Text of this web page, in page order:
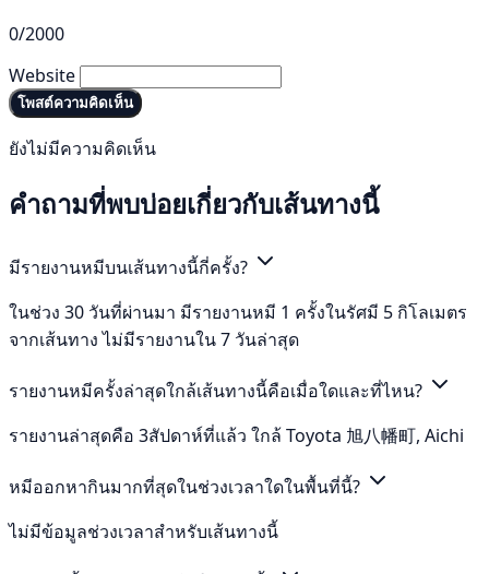
0/2000
Website
โพสต์ความคิดเห็น
ยังไม่มีความคิดเห็น
คำถามที่พบบ่อยเกี่ยวกับเส้นทางนี้
มีรายงานหมีบนเส้นทางนี้กี่ครั้ง?
ในช่วง 30 วันที่ผ่านมา มีรายงานหมี 1 ครั้งในรัศมี 5 กิโลเมตร
จากเส้นทาง ไม่มีรายงานใน 7 วันล่าสุด
รายงานหมีครั้งล่าสุดใกล้เส้นทางนี้คือเมื่อใดและที่ไหน?
รายงานล่าสุดคือ 3สัปดาห์ที่แล้ว ใกล้ Toyota 旭八幡町, Aichi
หมีออกหากินมากที่สุดในช่วงเวลาใดในพื้นที่นี้?
ไม่มีข้อมูลช่วงเวลาสำหรับเส้นทางนี้